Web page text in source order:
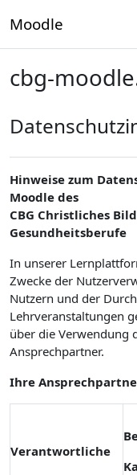
Moodle
cbg-
Hinweise zum
Moodle des
CBG Christliches
Gesundheitsberufe
In unserer
Zwecke der
Nutzern und der
Lehrveranstaltungen
über die Verwendung
Ansprechpartner.
Ihre
Verantwortliche